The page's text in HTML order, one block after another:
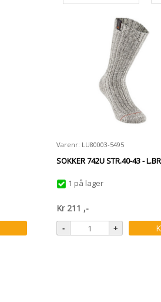
Varenr: LU80003-5495
SOKKER 742U STR.40-43 -
1 på lager
Kr 211 ,-